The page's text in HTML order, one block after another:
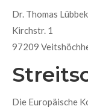
Dr. Thomas
Kirchstr. 1
97209
Die Europäische